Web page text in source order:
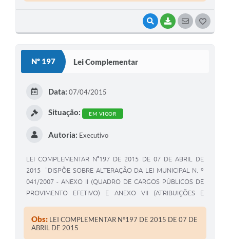
VISUALIZAR
BAIXARSEGUIR
Nº 197 Lei Complementar
Data: 07/04/2015
Situação: EM VIGOR
Autoria: Executivo
LEI COMPLEMENTAR N°197 DE 2015 DE 07 DE ABRIL DE
2015 "DISPÕE SOBRE ALTERAÇÃO DA LEI MUNICIPAL N. º
041/2007 - ANEXO II (QUADRO DE CARGOS PÚBLICOS DE
PROVIMENTO EFETIVO) E ANEXO VII (ATRIBUIÇÕES E
DÁ OUTRAS PROVIDÊNCIAS"
Obs: LEI COMPLEMENTAR N°197 DE 2015 DE 07 DE
ABRIL DE 2015